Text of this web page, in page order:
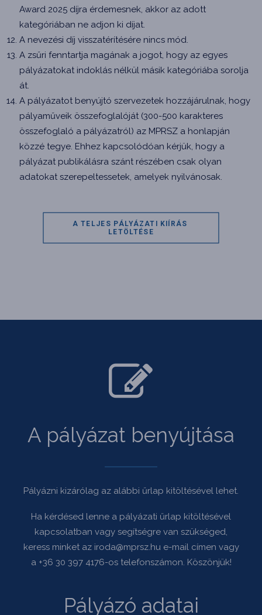
Award 2025 díjra érdemesnek, akkor az adott
kategóriában ne adjon ki díjat.
A nevezési díj visszatérítésére nincs mód.
A zsűri fenntartja magának a jogot, hogy az egyes
pályázatokat indoklás nélkül másik kategóriába sorolja
át.
A pályázatot benyújtó szervezetek hozzájárulnak, hogy
pályaműveik összefoglalóját (300-500 karakteres
összefoglaló a pályázatról) az MPRSZ a honlapján
közzé tegye. Ehhez kapcsolódóan kérjük, hogy a
pályázat publikálásra szánt részében csak olyan
adatokat szerepeltessetek, amelyek nyilvánosak.
A TELJES PÁLYÁZATI KIÍRÁS
LETÖLTÉSE
A pályázat benyújtása
Pályázni kizárólag az alábbi űrlap kitöltésével lehet.
Ha kérdésed lenne a pályázati űrlap kitöltésével
kapcsolatban vagy segítségre van szükséged,
keress minket az iroda@mprsz.hu e-mail címen vagy
a +36 30 397 4176-os telefonszámon. Köszönjük!
Pályázó adatai